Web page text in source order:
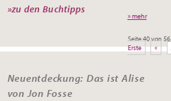
» mehr
Seite 40 von 56
Erste
«
»zu den Buchtipps
Neuentdeckung: Das ist Alise
von Jon Fosse